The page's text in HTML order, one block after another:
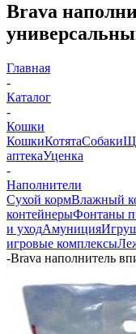
Brava
Главная
-
Каталог
-
Кошки
КошкиКотятаСобаки
аптекаУценка
-
Наполнители
Сухой кормВлажный
контейнерыФонтаны
и уходАмуниция
игровые комплексы
-Brava наполнитель